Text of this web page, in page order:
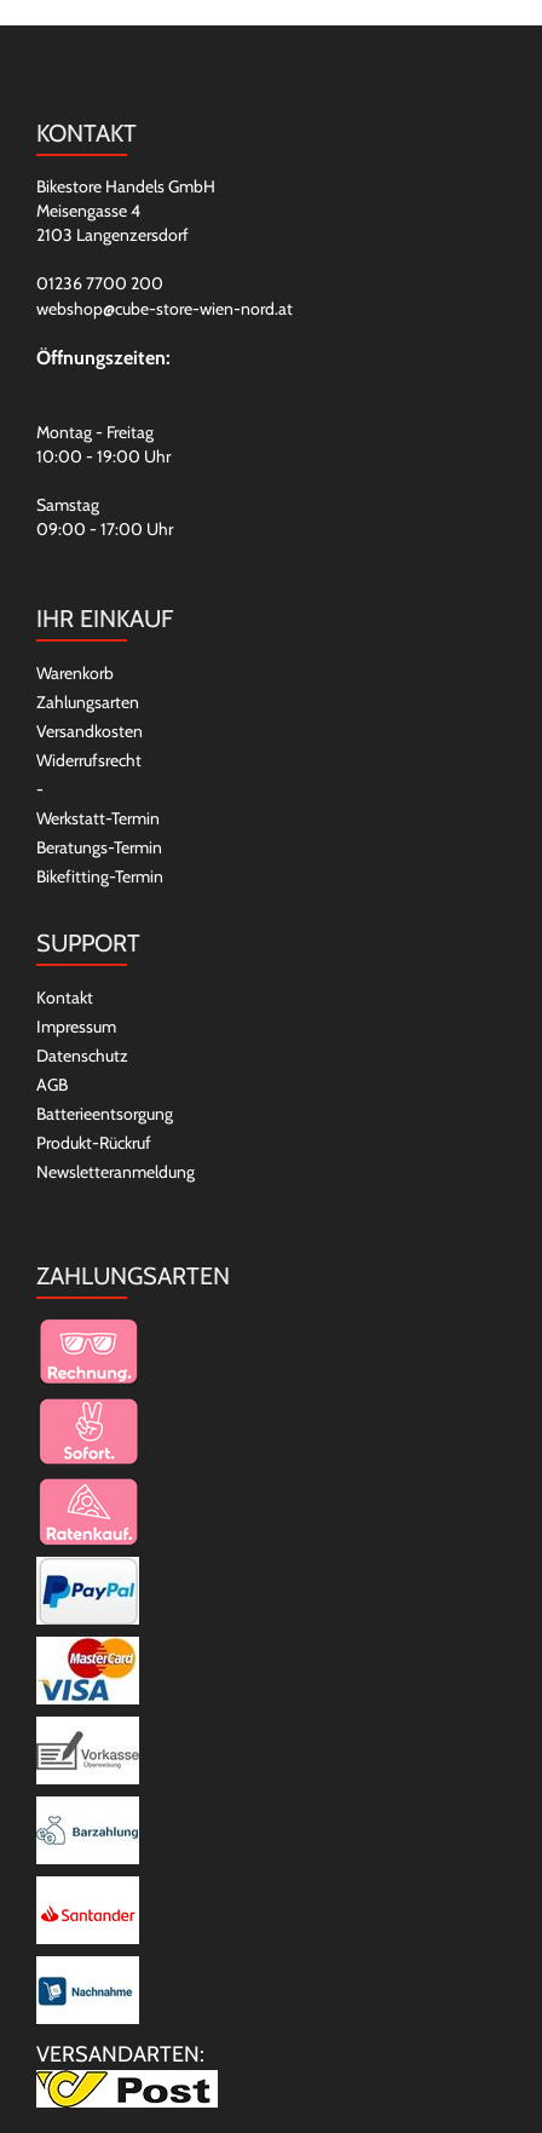
KONTAKT
Bikestore Handels GmbH
Meisengasse 4
2103 Langenzersdorf
01236 7700 200
webshop@cube-store-wien-nord.at
Öffnungszeiten:
Montag - Freitag
10:00 - 19:00 Uhr
Samstag
09:00 - 17:00 Uhr
IHR EINKAUF
Warenkorb
Zahlungsarten
Versandkosten
Widerrufsrecht
-
Werkstatt-Termin
Beratungs-Termin
Bikefitting-Termin
SUPPORT
Kontakt
Impressum
Datenschutz
AGB
Batterieentsorgung
Produkt-Rückruf
Newsletteranmeldung
ZAHLUNGSARTEN
VERSANDARTEN: